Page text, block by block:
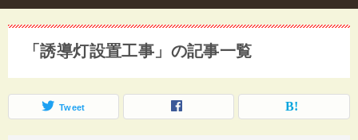
「誘導灯設置工事」の記事一覧
Tweet